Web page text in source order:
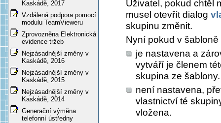
Kaskádě, 2017
Vzdálená podpora pomocí
modulu TeamVieweru
Zprovozněna Elektronická
evidence tržeb
Nejzásadnější změny v
Kaskádě, 2016
Nejzásadnější změny v
Kaskádě, 2015
Nejzásadnější změny v
Kaskádě, 2014
Generační výměna
telefonní ústředny
Uživatel, pokud chtěl
musel otevřít dialog
skupinu změnit.
Nyní pokud v šabloně
je nastavena a
vytváří je členem
skupina ze šablony.
není nastavena,
vlastnictví té
vložena.